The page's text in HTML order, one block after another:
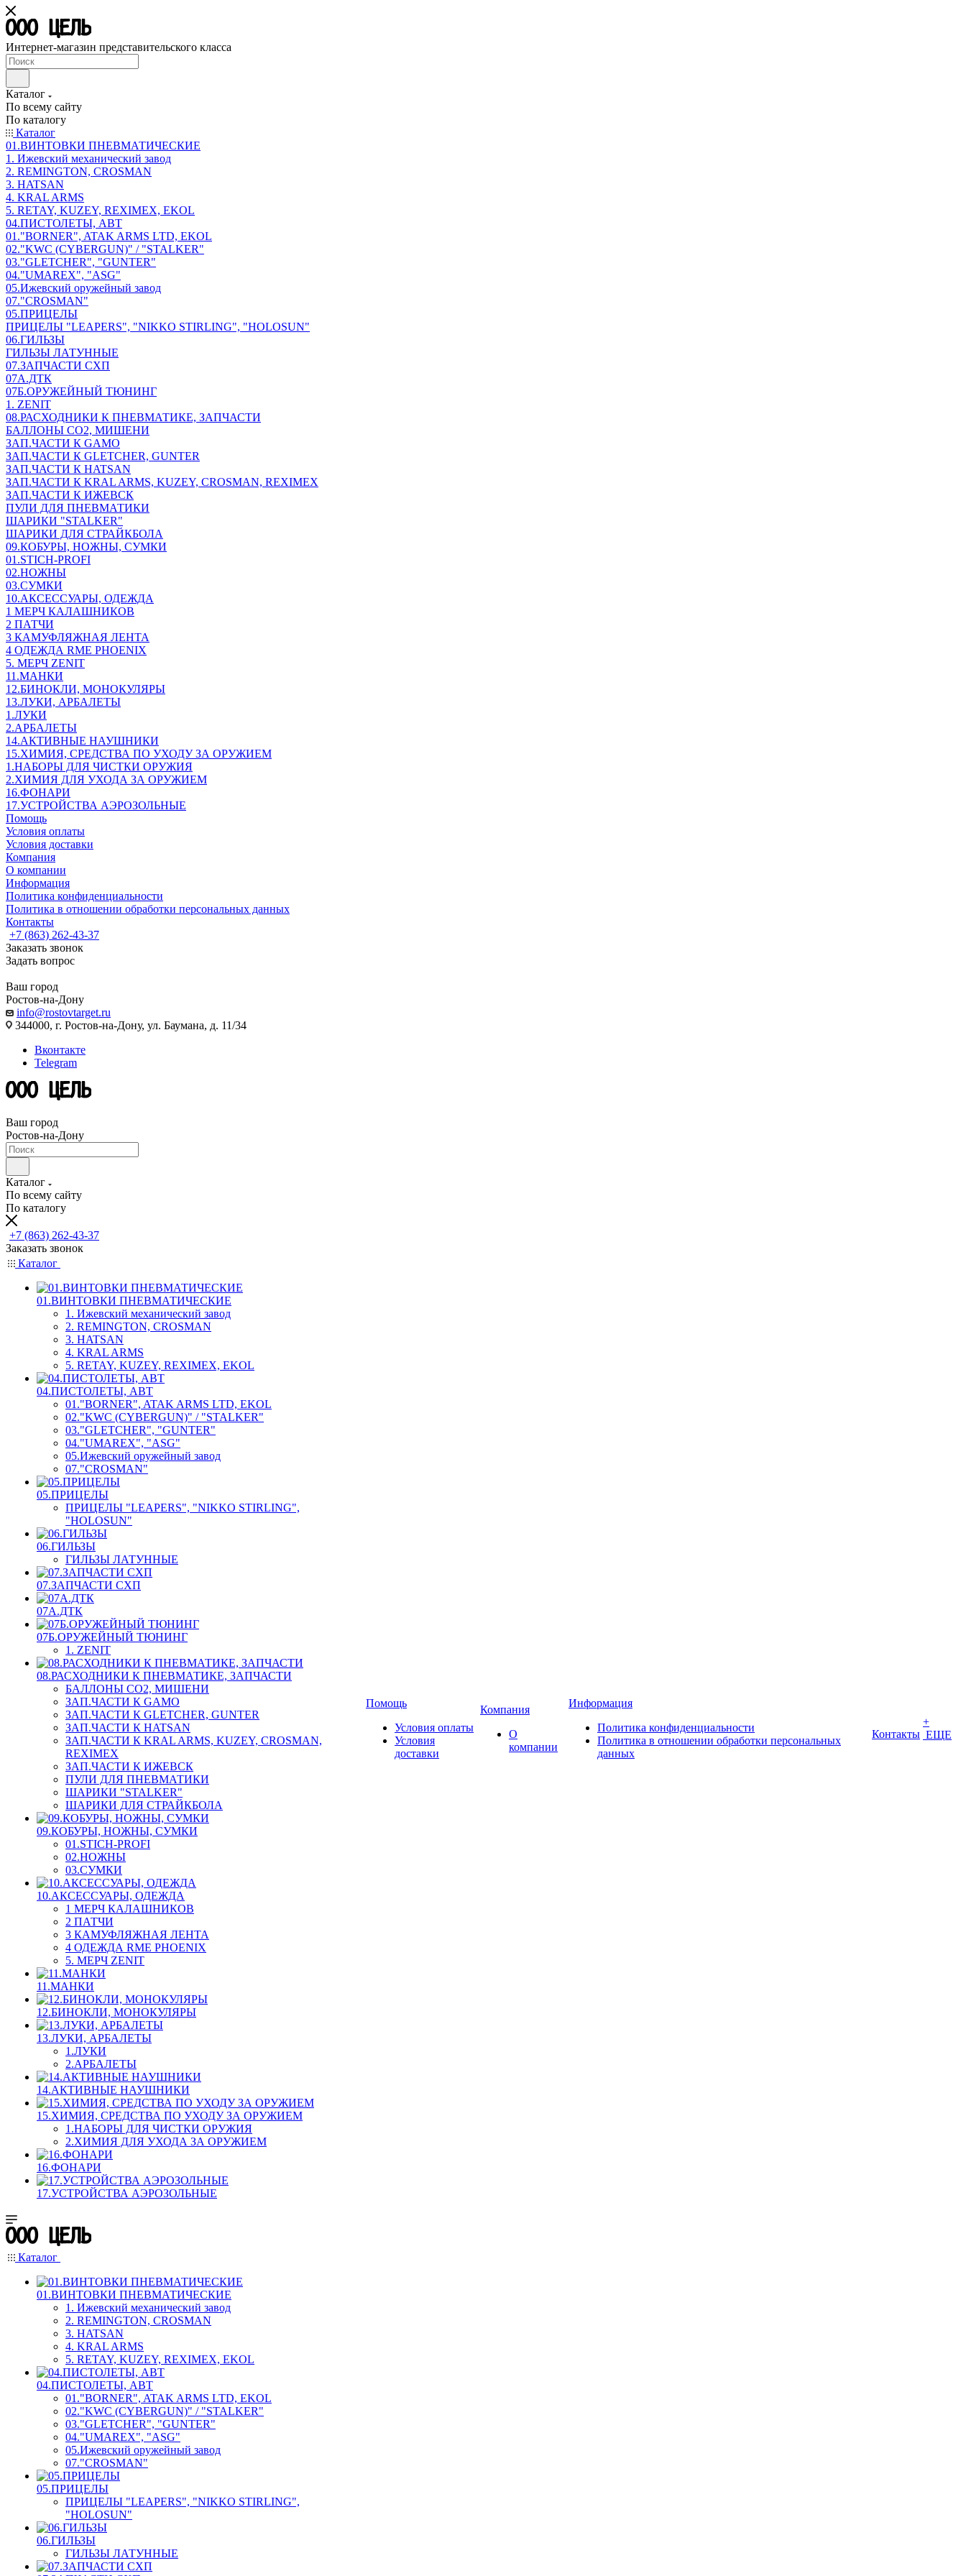
Интернет-магазин представительского класса
Каталог
По всему сайту
По каталогу
Каталог
01.ВИНТОВКИ ПНЕВМАТИЧЕСКИЕ
1. Ижевский механический завод
2. REMINGTON, CROSMAN
3. HATSAN
4. KRAL ARMS
5. RETAY, KUZEY, REXIMEX, EKOL
04.ПИСТОЛЕТЫ, АВТ
01."BORNER", ATAK ARMS LTD, EKOL
02."KWC (CYBERGUN)" / "STALKER"
03."GLETCHER", "GUNTER"
04."UMAREX", "ASG"
05.Ижевский оружейный завод
07."CROSMAN"
05.ПРИЦЕЛЫ
ПРИЦЕЛЫ "LEAPERS", "NIKKO STIRLING", "HOLOSUN"
06.ГИЛЬЗЫ
ГИЛЬЗЫ ЛАТУННЫЕ
07.ЗАПЧАСТИ СХП
07А.ДТК
07Б.ОРУЖЕЙНЫЙ ТЮНИНГ
1. ZENIT
08.РАСХОДНИКИ К ПНЕВМАТИКЕ, ЗАПЧАСТИ
БАЛЛОНЫ CO2, МИШЕНИ
ЗАП.ЧАСТИ К GAMO
ЗАП.ЧАСТИ К GLETCHER, GUNTER
ЗАП.ЧАСТИ К HATSAN
ЗАП.ЧАСТИ К KRAL ARMS, KUZEY, CROSMAN, REXIMEX
ЗАП.ЧАСТИ К ИЖЕВСК
ПУЛИ ДЛЯ ПНЕВМАТИКИ
ШАРИКИ "STALKER"
ШАРИКИ ДЛЯ СТРАЙКБОЛА
09.КОБУРЫ, НОЖНЫ, СУМКИ
01.STICH-PROFI
02.НОЖНЫ
03.СУМКИ
10.АКСЕССУАРЫ, ОДЕЖДА
1 МЕРЧ КАЛАШНИКОВ
2 ПАТЧИ
3 КАМУФЛЯЖНАЯ ЛЕНТА
4 ОДЕЖДА RME PHOENIX
5. МЕРЧ ZENIT
11.МАНКИ
12.БИНОКЛИ, МОНОКУЛЯРЫ
13.ЛУКИ, АРБАЛЕТЫ
1.ЛУКИ
2.АРБАЛЕТЫ
14.АКТИВНЫЕ НАУШНИКИ
15.ХИМИЯ, СРЕДСТВА ПО УХОДУ ЗА ОРУЖИЕМ
1.НАБОРЫ ДЛЯ ЧИСТКИ ОРУЖИЯ
2.ХИМИЯ ДЛЯ УХОДА ЗА ОРУЖИЕМ
16.ФОНАРИ
17.УСТРОЙСТВА АЭРОЗОЛЬНЫЕ
Помощь
Условия оплаты
Условия доставки
Компания
О компании
Информация
Политика конфиденциальности
Политика в отношении обработки персональных данных
Контакты
+7 (863) 262-43-37
Заказать звонок
Задать вопрос
Ваш город
Ростов-на-Дону
info@rostovtarget.ru
344000, г. Ростов-на-Дону, ул. Баумана, д. 11/34
Вконтакте
Telegram
Ваш город
Ростов-на-Дону
Каталог
По всему сайту
По каталогу
+7 (863) 262-43-37
Заказать звонок
Каталог
01.ВИНТОВКИ ПНЕВМАТИЧЕСКИЕ
1. Ижевский механический завод
2. REMINGTON, CROSMAN
3. HATSAN
4. KRAL ARMS
5. RETAY, KUZEY, REXIMEX, EKOL
04.ПИСТОЛЕТЫ, АВТ
01."BORNER", ATAK ARMS LTD, EKOL
02."KWC (CYBERGUN)" / "STALKER"
03."GLETCHER", "GUNTER"
04."UMAREX", "ASG"
05.Ижевский оружейный завод
07."CROSMAN"
05.ПРИЦЕЛЫ
ПРИЦЕЛЫ "LEAPERS", "NIKKO STIRLING",
"HOLOSUN"
06.ГИЛЬЗЫ
ГИЛЬЗЫ ЛАТУННЫЕ
07.ЗАПЧАСТИ СХП
07А.ДТК
07Б.ОРУЖЕЙНЫЙ ТЮНИНГ
1. ZENIT
08.РАСХОДНИКИ К ПНЕВМАТИКЕ, ЗАПЧАСТИ
БАЛЛОНЫ CO2, МИШЕНИ
ЗАП.ЧАСТИ К GAMO
ЗАП.ЧАСТИ К GLETCHER, GUNTER
ЗАП.ЧАСТИ К HATSAN
ЗАП.ЧАСТИ К KRAL ARMS, KUZEY, CROSMAN,
REXIMEX
ЗАП.ЧАСТИ К ИЖЕВСК
ПУЛИ ДЛЯ ПНЕВМАТИКИ
ШАРИКИ "STALKER"
ШАРИКИ ДЛЯ СТРАЙКБОЛА
09.КОБУРЫ, НОЖНЫ, СУМКИ
01.STICH-PROFI
02.НОЖНЫ
03.СУМКИ
10.АКСЕССУАРЫ, ОДЕЖДА
1 МЕРЧ КАЛАШНИКОВ
2 ПАТЧИ
3 КАМУФЛЯЖНАЯ ЛЕНТА
4 ОДЕЖДА RME PHOENIX
5. МЕРЧ ZENIT
11.МАНКИ
12.БИНОКЛИ, МОНОКУЛЯРЫ
13.ЛУКИ, АРБАЛЕТЫ
1.ЛУКИ
2.АРБАЛЕТЫ
14.АКТИВНЫЕ НАУШНИКИ
15.ХИМИЯ, СРЕДСТВА ПО УХОДУ ЗА ОРУЖИЕМ
1.НАБОРЫ ДЛЯ ЧИСТКИ ОРУЖИЯ
2.ХИМИЯ ДЛЯ УХОДА ЗА ОРУЖИЕМ
16.ФОНАРИ
17.УСТРОЙСТВА АЭРОЗОЛЬНЫЕ
Помощь
Условия оплаты
Условия
доставки
Компания
О
компании
Информация
Политика конфиденциальности
Политика в отношении обработки персональных
данных
Контакты
+
ЕЩЕ
Каталог
01.ВИНТОВКИ ПНЕВМАТИЧЕСКИЕ
1. Ижевский механический завод
2. REMINGTON, CROSMAN
3. HATSAN
4. KRAL ARMS
5. RETAY, KUZEY, REXIMEX, EKOL
04.ПИСТОЛЕТЫ, АВТ
01."BORNER", ATAK ARMS LTD, EKOL
02."KWC (CYBERGUN)" / "STALKER"
03."GLETCHER", "GUNTER"
04."UMAREX", "ASG"
05.Ижевский оружейный завод
07."CROSMAN"
05.ПРИЦЕЛЫ
ПРИЦЕЛЫ "LEAPERS", "NIKKO STIRLING",
"HOLOSUN"
06.ГИЛЬЗЫ
ГИЛЬЗЫ ЛАТУННЫЕ